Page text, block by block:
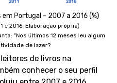
em Portugal – 2007 a 2016 (%)
e 2016. Elaboração própria)
“Nos últimos 12 meses leu algum
de lazer?
de livros na
conhecer o seu perfil